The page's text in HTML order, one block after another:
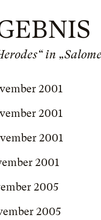
in
2001
2001
2001
2001
2005
2005